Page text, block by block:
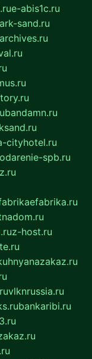
e-abis1c.ru
sand.ru
bandamn.ru
cityhotel.ru
spb.ru
z-host.ru
vlknrussia.ru
bankaribi.ru